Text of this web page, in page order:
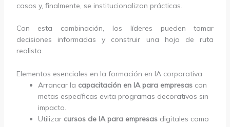
casos y, finalmente, se institucionalizan prácticas.
Con esta combinación, los líderes pueden tomar
decisiones informadas y construir una hoja de ruta
realista.
Elementos esenciales en la formación en IA corporativa
Arrancar la capacitación en IA para empresascon
metas específicas evita programas decorativos sin
impacto.
Utilizar cursos de IA para empresasdigitales como